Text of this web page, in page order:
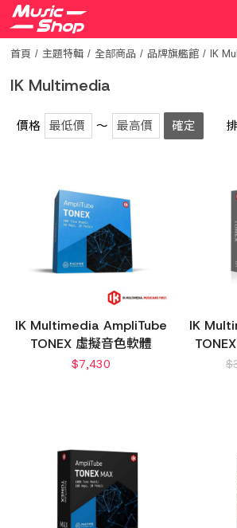
首頁 主題特輯 全部商品 品牌旗艦館 IK
IK Multimedia
價格 ～ 確定
IK Multimedia AmpliTube
TONEX 虛擬音色軟體
$7,430
IK
$